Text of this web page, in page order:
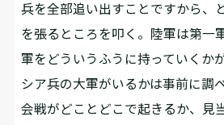
兵を全部追い出すことですから、
を張るところを叩く。陸軍は第一
軍をどういうふうに持っていくか
シア兵の大軍がいるかは事前に調
会戦がどことどこで起きるか、見